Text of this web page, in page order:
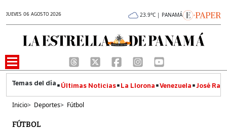
JUEVES 06 AGOSTO 2026 23.9°C | PANAMÁ
Últimas Noticias La Llorona Venezuela José
Inicio> Deportes> Fútbol
FÚTBOL